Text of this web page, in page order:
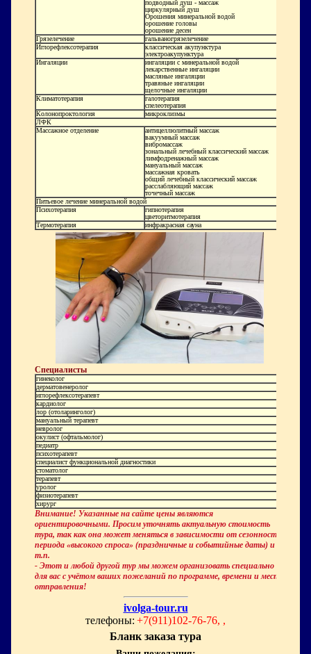
подводный душ - массаж
циркулярный душ
Орошения минеральной водой
орошение головы
орошение десен
Грязелечение
гальваногрязелечение
Иглорефлексотерапия
классическая акупунктура
электроакупунктура
Ингаляции
ингаляции с минеральной водой
лекарственные ингаляции
масляные ингаляции
травяные ингаляции
щелочные ингаляции
Климатотерапия
галотерапия
спелеотерапия
Колонопроктология
микроклизмы
ЛФК
Массажное отделение
антицеллюлитный массаж
вакуумный массаж
вибромассаж
зональный лечебный классический массаж
лимфодренажный массаж
мануальный массаж
массажная кровать
общий лечебный классический массаж
расслабляющий массаж
точечный массаж
Питьевое лечение минеральной водой
Психотерапия
гипнотерапия
цветоритмотерапия
Термотерапия
инфракрасная сауна
Специалисты
гинеколог
дерматовенеролог
иглорефлексотерапевт
кардиолог
лор (отоларинголог)
мануальный терапевт
невролог
окулист (офтальмолог)
педиатр
психотерапевт
специалист функциональной диагностики
стоматолог
терапевт
уролог
физиотерапевт
хирург
Внимание! Указанные на сайте цены являются
ориентировочными. Просим уточнять актуальную стоимость
тура, так как она может меняться в зависимости от сезонности,
периода «высокого спроса» (праздничные и событийные даты) и
т.п.
- Этот и любой другой тур мы можем организовать специально
для вас с учётом ваших пожеланий по программе, времени и месту
отправления!
ivolga-tour.ru
телефоны: +7(911)102-76-76, ,
Бланк заказа тура